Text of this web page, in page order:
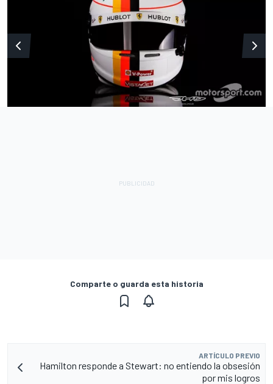
Comparte o guarda esta historia
ARTÍCULO PREVIO
Hamilton responde a Stewart: no entiendo la obsesión
por mis logros